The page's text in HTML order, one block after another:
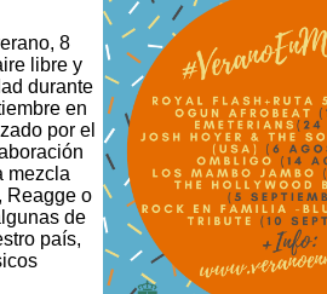
8
libre y
durante
en
por el
mezcla
Reagge o
de
país,